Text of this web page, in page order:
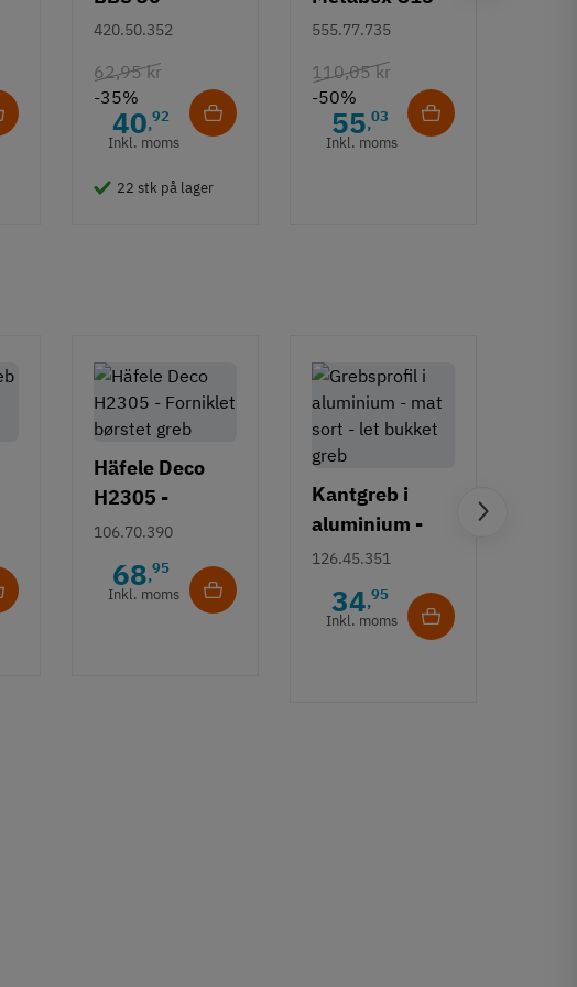
kugleudtræk -
420.50.352
62,95 kr
-35%
40,92
Inkl. moms
22 stk på lager
320 M - højde
555.77.735
110,05 kr
-50%
55,03
Inkl. moms
Häfele Deco
H2305 -
Forniklet
børstet greb
106.70.390
68,95
Inkl. moms
Kantgreb i
aluminium -
mat sort - let
bukket greb
126.45.351
34,95
Inkl. moms